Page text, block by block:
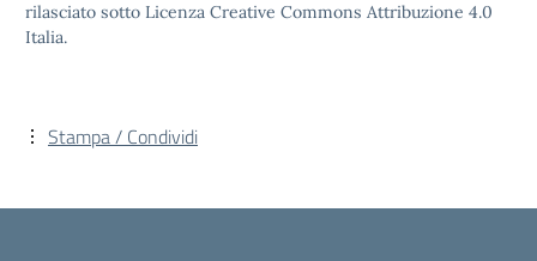
rilasciato sotto Licenza Creative Commons Attribuzione 4.0
Italia.
Stampa / Condividi